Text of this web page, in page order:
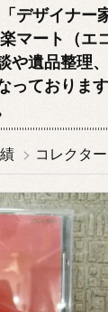
デザイナー
マート（エ
や遺品整理
っておりま
> コレクタ